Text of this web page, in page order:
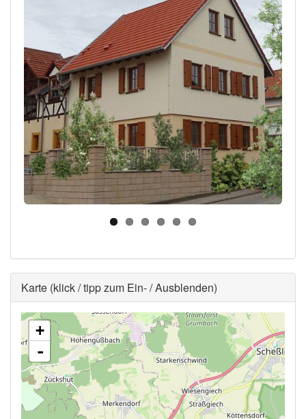
Ausblenden
Karte (klick / tipp zum Ein- / Ausblenden)
+
-